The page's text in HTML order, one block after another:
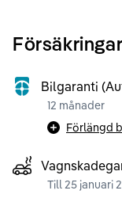
Bilgaranti
12 månader
Förlängd
Till 25 januari